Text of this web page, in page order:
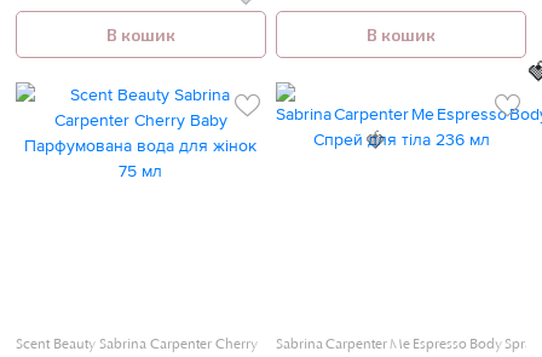
В кошик В кошик
Scent Beauty Sabrina Carpenter Cherry
Sabrina Carpenter Me Espresso Body Spray